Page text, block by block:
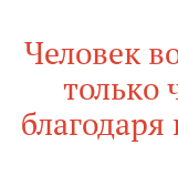
Человек
только